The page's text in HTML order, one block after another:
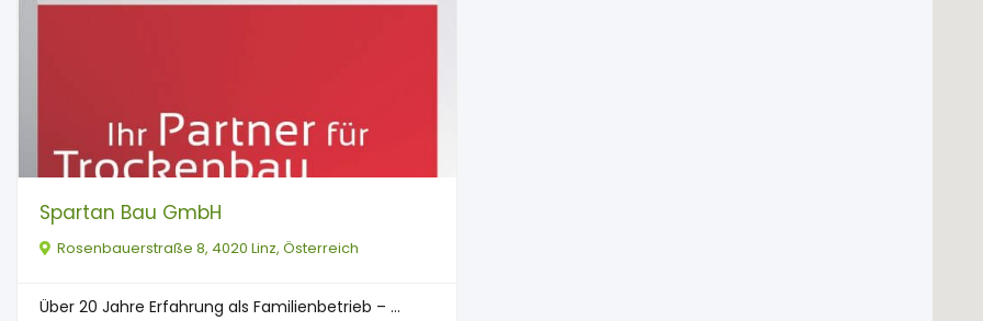
Spartan Bau GmbH
Rosenbauerstraße 8, 4020 Linz, Österreich
Über 20 Jahre Erfahrung als Familienbetrieb – ...